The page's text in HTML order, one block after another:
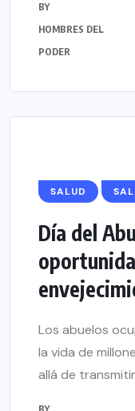
BY
HOMBRES DEL
PODER
SALUD
Día del
Los abuelos
la vida de
allá de